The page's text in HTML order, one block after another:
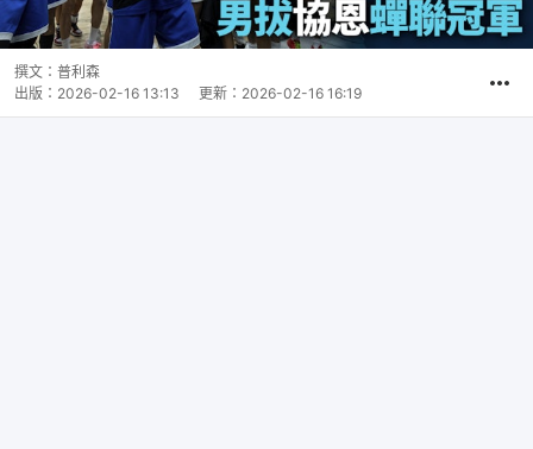
撰文： 普利森
出版： 2026-02-16 13:13 更新： 2026-02-16 16:19